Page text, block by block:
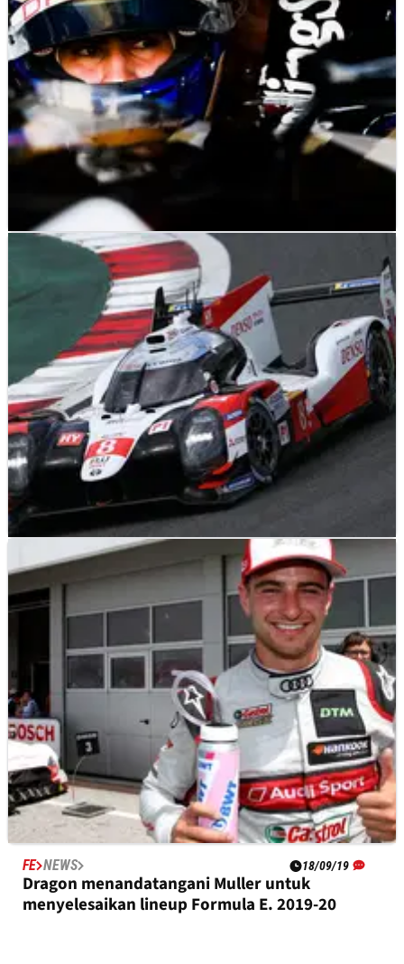
Sette Camara menggantikan Hartley di Dragon
untuk final Formula E.
SPORTSCARS RACE REPORT 06/10/19
Toyota # 8 mencetak kemenangan Fuji WEC
meski mendapat penalti
FE NEWS 18/09/19
Dragon menandatangani Muller untuk
menyelesaikan lineup Formula E. 2019-20